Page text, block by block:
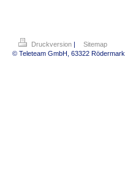
Druckversion |
Sitemap
© Teleteam GmbH, 63322 Rödermark